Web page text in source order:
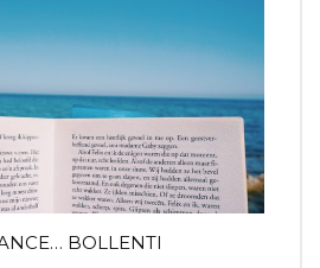
BOLLENTI